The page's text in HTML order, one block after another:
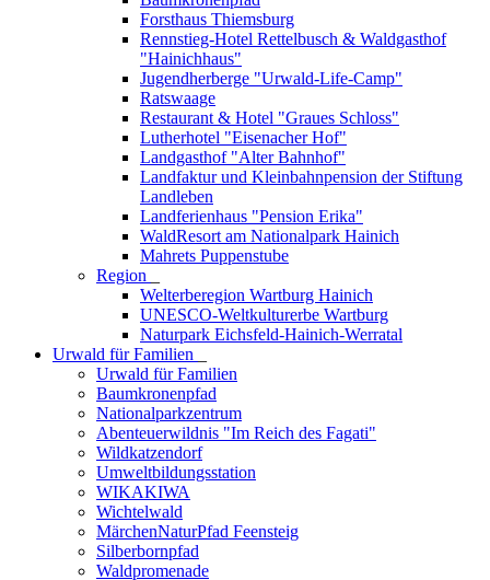
Forsthaus Thiemsburg
Rennstieg-Hotel Rettelbusch & Waldgasthof
"Hainichhaus"
Jugendherberge "Urwald-Life-Camp"
Ratswaage
Restaurant & Hotel "Graues Schloss"
Lutherhotel "Eisenacher Hof"
Landgasthof "Alter Bahnhof"
Landfaktur und Kleinbahnpension der Stiftung
Landleben
Landferienhaus "Pension Erika"
WaldResort am Nationalpark Hainich
Mahrets Puppenstube
Region
Welterberegion Wartburg Hainich
UNESCO-Weltkulturerbe Wartburg
Naturpark Eichsfeld-Hainich-Werratal
Urwald für Familien
Urwald für Familien
Baumkronenpfad
Nationalparkzentrum
Abenteuerwildnis "Im Reich des Fagati"
Wildkatzendorf
Umweltbildungsstation
WIKAKIWA
Wichtelwald
MärchenNaturPfad Feensteig
Silberbornpfad
Waldpromenade